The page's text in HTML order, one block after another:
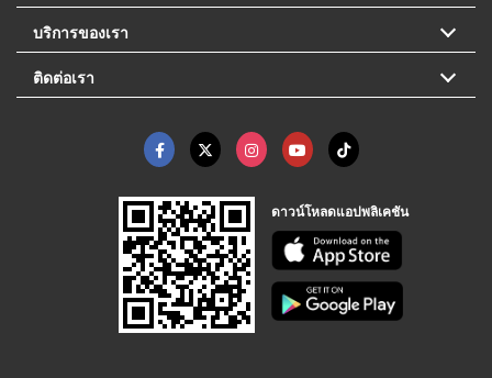
บริการของเรา
ติดต่อเรา
ดาวน์โหลดแอปพลิเคชัน